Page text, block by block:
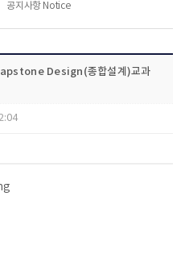
공지사항 Notice
Design(종합설계)교과